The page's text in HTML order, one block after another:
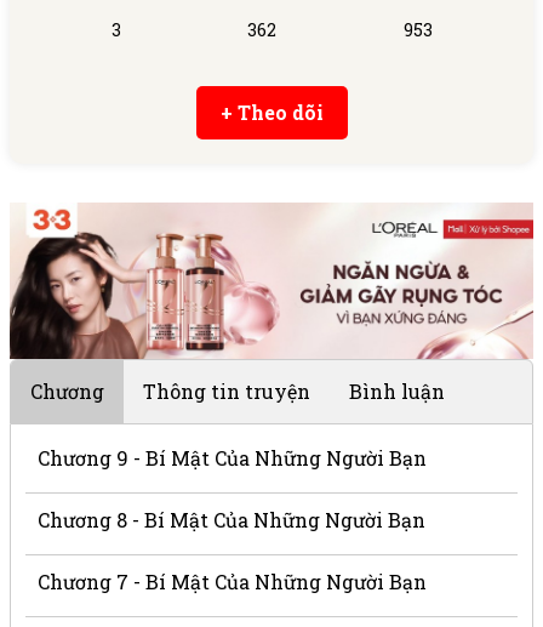
3
362
953
+ Theo dõi
Chương Thông tin truyện Bình luận
Chương 9 - Bí Mật Của Những Người Bạn
Chương 8 - Bí Mật Của Những Người Bạn
Chương 7 - Bí Mật Của Những Người Bạn